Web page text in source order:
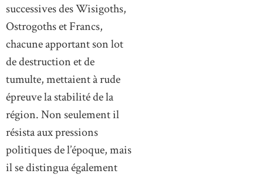
successives des Wisigoths,
Ostrogoths et Francs,
chacune apportant son lot
de destruction et de
tumulte, mettaient à rude
épreuve la stabilité de la
région. Non seulement il
résista aux pressions
politiques de l’époque, mais
il se distingua également